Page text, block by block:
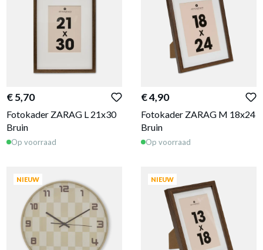
€ 5,70
Fotokader ZARAG L 21x30
Bruin
Op voorraad
€ 4,90
Fotokader ZARAG M 18x24
Bruin
Op voorraad
NIEUW NIEUW